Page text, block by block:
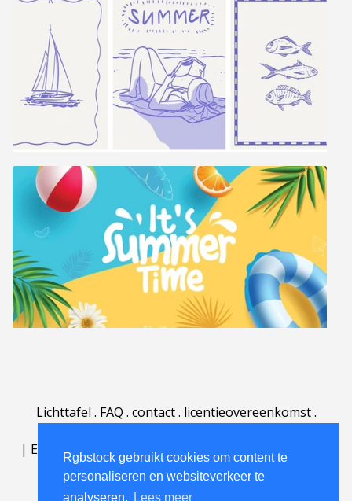
Rgbstock gebruikt cookies om content te
personaliseren en websiteverkeer te
analyseren.
Lees meer
Lichttafel . FAQ . contact. licentieovereenkomst.
| English | Deutsch Español | Português
Nederlands|